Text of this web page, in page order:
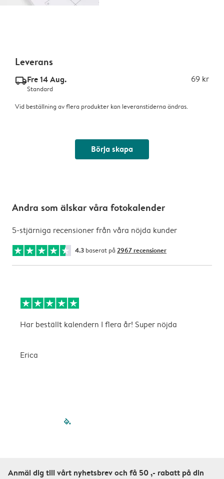
Leverans
delivery_standard_v2Fre 14 Aug. 69 kr
Standard
Vid beställning av flera produkter kan leveranstiderna ändras.
Börja skapa
Andra som älskar våra fotokalender
5-stjärniga recensioner från våra nöjda kunder
4.3 baserat på 2967 recensioner
Har beställt kalendern I flera år! Super nöjda
Erica
filled-pagination
Anmäl dig till vårt nyhetsbrev och få 50 ,- rabatt på din